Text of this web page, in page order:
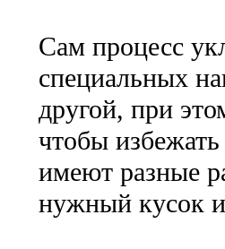
Сам процесс
специальных
другой, при
чтобы
имеют разные
нужный кусок и